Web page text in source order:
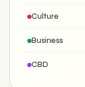
Culture
Business
CBD